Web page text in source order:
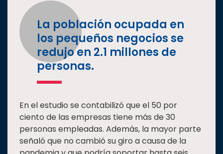
La población ocupada en
los pequeños negocios se
redujo en 2.1 millones de
personas.
En el estudio se contabilizó que el 50 por
ciento de las empresas tiene más de 30
personas empleadas. Además, la mayor parte
señaló que no cambió su giro a causa de la